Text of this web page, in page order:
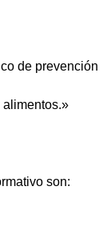
de prevención
alimentos.»
son: